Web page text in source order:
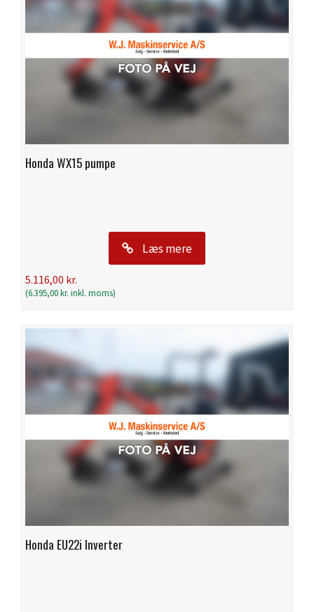
Honda WX15 pumpe
Læs mere
5.116,00 kr.
(6.395,00kr. inkl. moms)
Honda EU22i Inverter